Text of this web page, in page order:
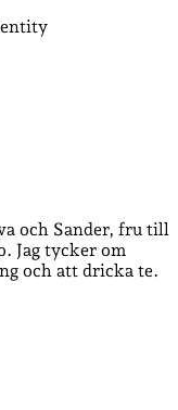
och Sander, fru till
Jag tycker om
och att dricka te.